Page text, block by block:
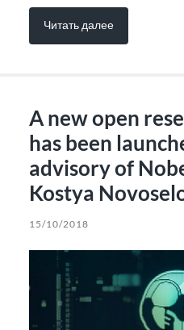
Читать далее
A new open
has been
advisory of
Kostya
15/10/2018